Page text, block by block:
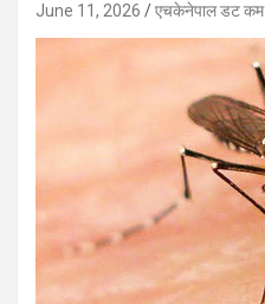
June 11, 2026 एचकेनेपाल डट कम